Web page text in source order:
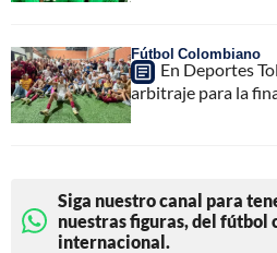
Fútbol Colombiano
En Deportes
arbitraje para la
Siga nuestro canal para
nuestras figuras, del fútbol
internacional.